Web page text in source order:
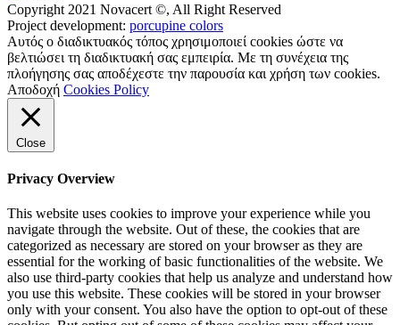
Copyright 2021 Novacert ©, All Right Reserved
Project development: porcupine colors
Αυτός ο διαδικτυακός τόπος χρησιμοποιεί cookies ώστε να
βελτιώσει τη διαδικτυακή σας εμπειρία. Με τη συνέχεια της
πλοήγησης σας αποδέχεστε την παρουσία και χρήση των cookies.
Αποδοχή Cookies Policy
Close
Privacy Overview
This website uses cookies to improve your experience while you
navigate through the website. Out of these, the cookies that are
categorized as necessary are stored on your browser as they are
essential for the working of basic functionalities of the website. We
also use third-party cookies that help us analyze and understand how
you use this website. These cookies will be stored in your browser
only with your consent. You also have the option to opt-out of these